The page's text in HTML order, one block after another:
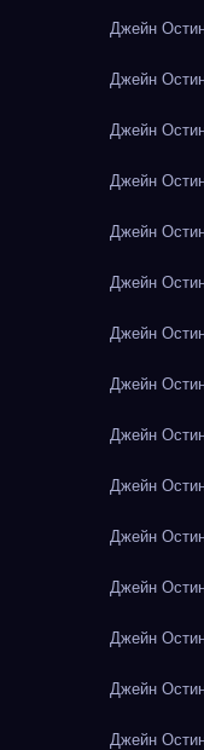
Джейн
Джейн
Джейн
Джейн
Джейн
Джейн
Джейн
Джейн
Джейн
Джейн
Джейн
Джейн
Джейн
Джейн
Джейн